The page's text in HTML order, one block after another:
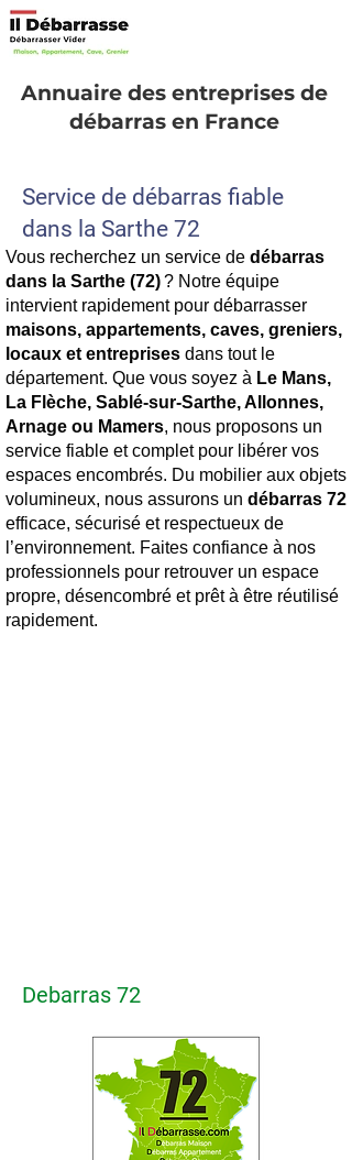
Annuaire des entreprises de
débarras en France
Service de débarras fiable
dans la Sarthe 72
Vous recherchez un service de débarras
dans la Sarthe (72)? Notre équipe
intervient rapidement pour débarrasser
maisons, appartements, caves, greniers,
locaux et entreprises dans tout le
département. Que vous soyez à Le Mans,
La Flèche, Sablé-sur-Sarthe, Allonnes,
Arnage ou Mamers, nous proposons un
service fiable et complet pour libérer vos
espaces encombrés. Du mobilier aux objets
volumineux, nous assurons un débarras 72
efficace, sécurisé et respectueux de
l’environnement. Faites confiance à nos
professionnels pour retrouver un espace
propre, désencombré et prêt à être réutilisé
rapidement.
Debarras 72